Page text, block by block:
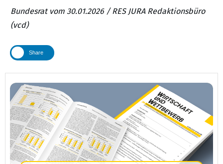
Bundesrat vom 30.01.2026 / RES JURA Redaktionsbüro
(vcd)
Share